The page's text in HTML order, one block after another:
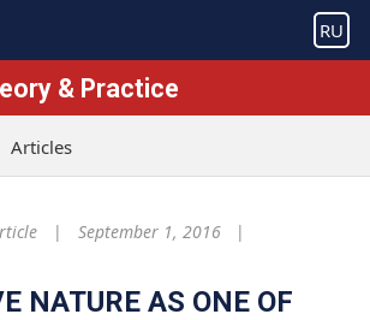
RU
& Practice
Articles
September 1, 2016
NATURE AS ONE OF